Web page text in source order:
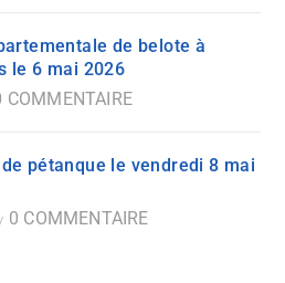
de belote à
le 6 mai 2026
COMMENTAIRE
pétanque le vendredi 8 mai
/ 0 COMMENTAIRE